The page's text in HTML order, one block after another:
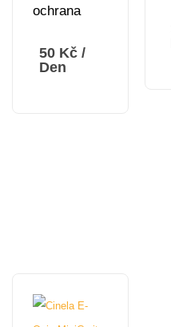
ochrana
50 Kč /
Den